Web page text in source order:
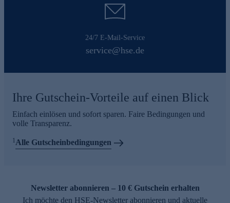
24/7 E-Mail-Service
service@hse.de
Ihre Gutschein-Vorteile auf einen Blick
Einfach einlösen und sofort sparen. Faire Bedingungen und
volle Transparenz.
1Alle Gutscheinbedingungen
Newsletter abonnieren – 10 € Gutschein erhalten
Ich möchte den HSE-Newsletter abonnieren und aktuelle